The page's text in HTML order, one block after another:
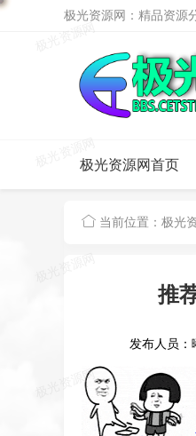
极光资源网：精品资源
极光资源网首页
当前位置： 极光
推
发布人员：